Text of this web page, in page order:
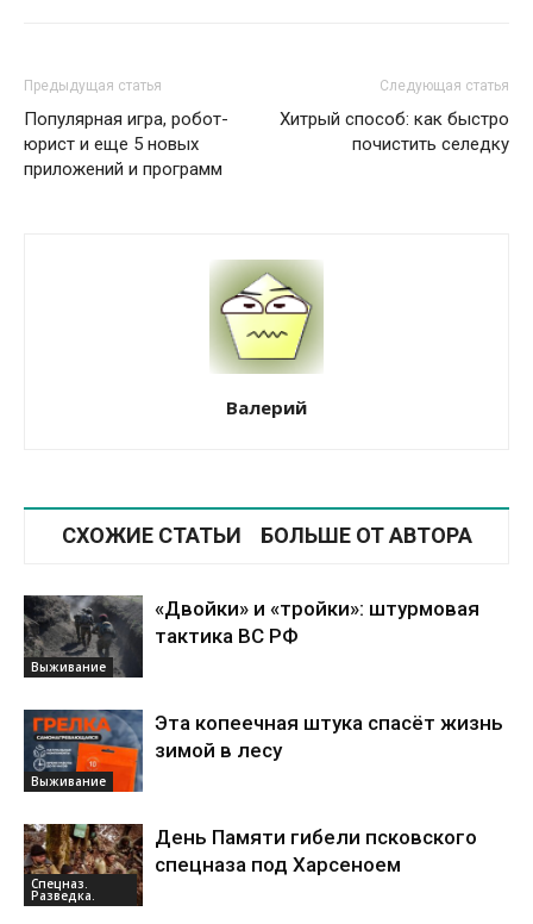
Предыдущая статья
Популярная игра, робот-
юрист и еще 5 новых
приложений и программ
Следующая статья
Хитрый способ: как быстро
почистить селедку
Валерий
СХОЖИЕ СТАТЬИ БОЛЬШЕ ОТ АВТОРА
Выживание
«Двойки» и «тройки»: штурмовая
тактика ВС РФ
Выживание
Эта копеечная штука спасёт жизнь
зимой в лесу
Спецназ.
Разведка.
День Памяти гибели псковского
спецназа под Харсеноем